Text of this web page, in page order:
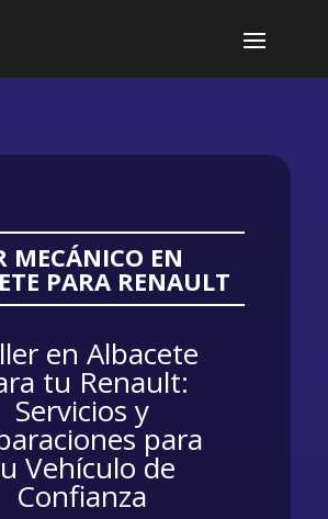
MECÁNICO EN
PARA RENAULT
en Albacete
tu Renault:
Servicios y
para
Vehículo de
Confianza